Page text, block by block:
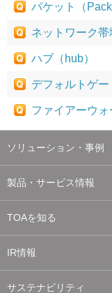
パケット（
ネットワーク帯
ハブ（hub）
デフォルトゲー
ファイアーウォ
ソリューション・事例
製品・サービス情報
TOAを知る
IR情報
サステナビリティ